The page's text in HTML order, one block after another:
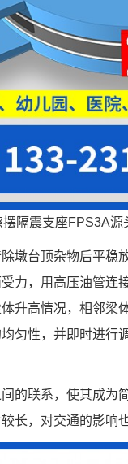
摆隔震支座FPS3A源
墩台顶杂物后平稳
力，用高压油管连
升高情况，相邻梁
匀性，并即时进行
的联系，使其成为
长，对交通的影响